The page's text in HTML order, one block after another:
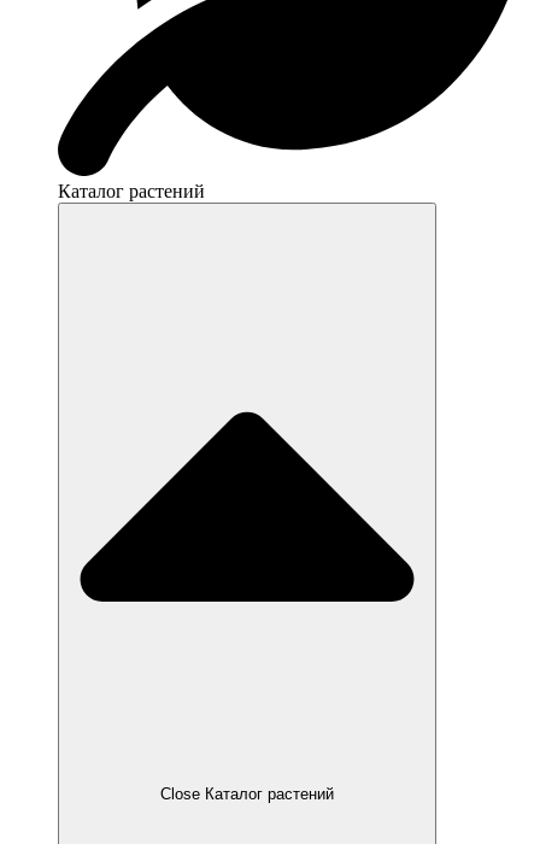
Каталог растений
Close Каталог растений